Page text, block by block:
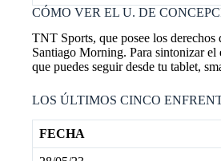
CÓMO VER EL U. DE
TNT Sports, que posee los
Santiago Morning. Para sintonizar
que puedes seguir desde tu tablet,
LOS ÚLTIMOS CINCO
FECHA